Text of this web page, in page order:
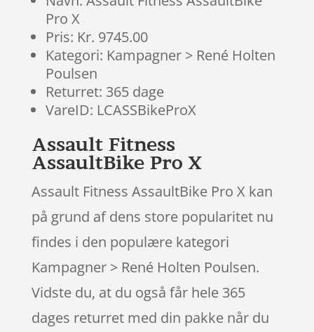
Pro X
Pris: Kr. 9745.00
Kategori: Kampagner > René Holten
Poulsen
Returret: 365 dage
VareID: LCASSBikeProX
Assault Fitness
AssaultBike Pro X
Assault Fitness AssaultBike Pro X kan
på grund af dens store popularitet nu
findes i den populære kategori
Kampagner > René Holten Poulsen.
Vidste du, at du også får hele 365
dages returret med din pakke når du